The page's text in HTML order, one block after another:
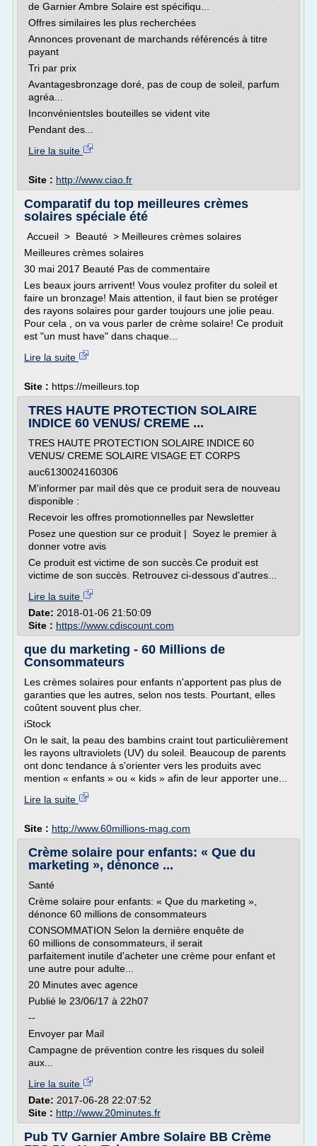
de Garnier Ambre Solaire est spécifiqu...
Offres similaires les plus recherchées
Annonces provenant de marchands référencés à titre
payant
Tri par prix
Avantagesbronzage doré, pas de coup de soleil, parfum
agréa...
Inconvénientsles bouteilles se vident vite
Pendant des...
Lire la suite
Site : http://www.ciao.fr
Comparatif du top meilleures crèmes
solaires spéciale été
Accueil > Beauté > Meilleures crèmes solaires
Meilleures crèmes solaires
30 mai 2017 Beauté Pas de commentaire
Les beaux jours arrivent! Vous voulez profiter du soleil et
faire un bronzage! Mais attention, il faut bien se protéger
des rayons solaires pour garder toujours une jolie peau.
Pour cela , on va vous parler de crème solaire! Ce produit
est "un must have" dans chaque...
Lire la suite
Site : https://meilleurs.top
TRES HAUTE PROTECTION SOLAIRE
INDICE 60 VENUS/ CREME ...
TRES HAUTE PROTECTION SOLAIRE INDICE 60
VENUS/ CREME SOLAIRE VISAGE ET CORPS
auc6130024160306
M'informer par mail dès que ce produit sera de nouveau
disponible :
Recevoir les offres promotionnelles par Newsletter
Posez une question sur ce produit | Soyez le premier à
donner votre avis
Ce produit est victime de son succès.Ce produit est
victime de son succès. Retrouvez ci-dessous d'autres...
Lire la suite
Date: 2018-01-06 21:50:09
Site : https://www.cdiscount.com
que du marketing - 60 Millions de
Consommateurs
Les crèmes solaires pour enfants n'apportent pas plus de
garanties que les autres, selon nos tests. Pourtant, elles
coûtent souvent plus cher.
iStock
On le sait, la peau des bambins craint tout particulièrement
les rayons ultraviolets (UV) du soleil. Beaucoup de parents
ont donc tendance à s'orienter vers les produits avec
mention « enfants » ou « kids » afin de leur apporter une...
Lire la suite
Site : http://www.60millions-mag.com
Crème solaire pour enfants: « Que du
marketing », dénonce ...
Santé
Crème solaire pour enfants: « Que du marketing »,
dénonce 60 millions de consommateurs
CONSOMMATION Selon la dernière enquête de
60 millions de consommateurs, il serait
parfaitement inutile d'acheter une crème pour enfant et
une autre pour adulte...
20 Minutes avec agence
Publié le 23/06/17 à 22h07
--
Envoyer par Mail
Campagne de prévention contre les risques du soleil
aux...
Lire la suite
Date: 2017-06-28 22:07:52
Site : http://www.20minutes.fr
Pub TV Garnier Ambre Solaire BB Crème